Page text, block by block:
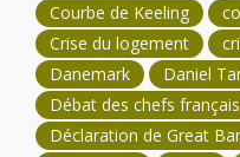
Courbe de Keeling
Crise du logement
Danemark
Daniel
Débat des chefs français
Déclaration de Great